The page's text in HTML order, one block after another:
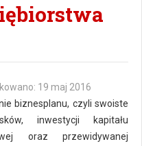
19 maj 2016
biznesplanu, czyli swoiste
inwestycji kapitału
oraz przewidywanej